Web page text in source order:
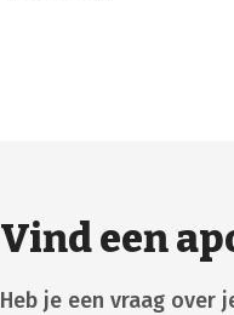
Vind een
Heb je een vraag over